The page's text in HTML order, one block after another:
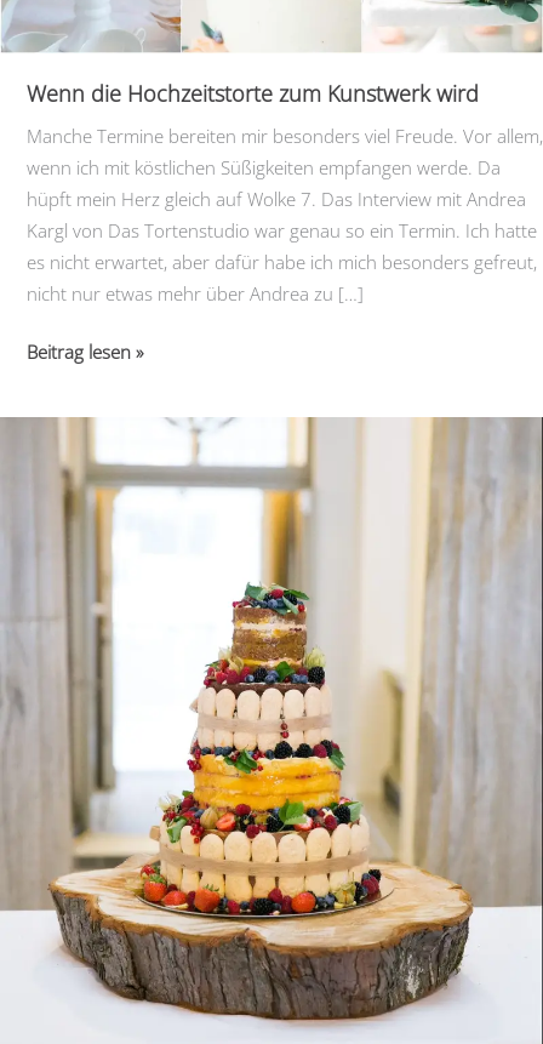
Wenn die Hochzeitstorte zum Kunstwerk wird
Manche Termine bereiten mir besonders viel Freude. Vor allem,
wenn ich mit köstlichen Süßigkeiten empfangen werde. Da
hüpft mein Herz gleich auf Wolke 7. Das Interview mit Andrea
Kargl von Das Tortenstudio war genau so ein Termin. Ich hatte
es nicht erwartet, aber dafür habe ich mich besonders gefreut,
nicht nur etwas mehr über Andrea zu […]
Wenn
Hochzeitstorte
Kunstwerk
Beitrag lesen »